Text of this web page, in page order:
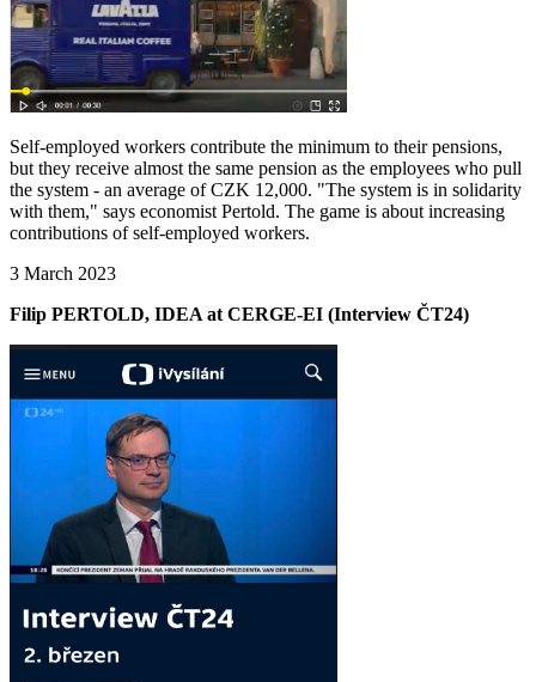
Self-employed workers contribute the minimum to their pensions,
but they receive almost the same pension as the employees who pull
the system - an average of CZK 12,000. "The system is in solidarity
with them," says economist Pertold. The game is about increasing
contributions of self-employed workers.
3 March 2023
Filip PERTOLD, IDEA at CERGE-EI (Interview ČT24)